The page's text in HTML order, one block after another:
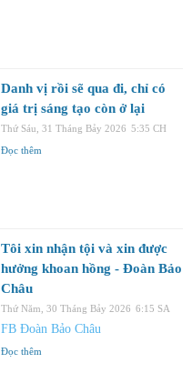
Danh vị rồi sẽ qua đi, chỉ có
giá trị sáng tạo còn ở lại
Thứ Sáu, 31 Tháng Bảy 2026 5:35 CH
Đọc thêm
Tôi xin nhận tội và xin được
hưởng khoan hồng - Đoàn Bảo
Châu
Thứ Năm, 30 Tháng Bảy 2026 6:15 SA
FB Đoàn Bảo Châu
Đọc thêm